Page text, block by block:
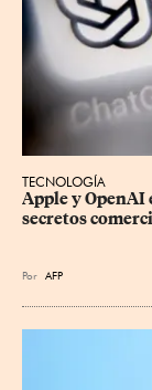
TECNOLOGÍA
Apple y OpenAI
secretos
Por AFP